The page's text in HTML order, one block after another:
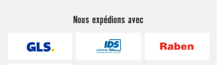
Nous expédions avec